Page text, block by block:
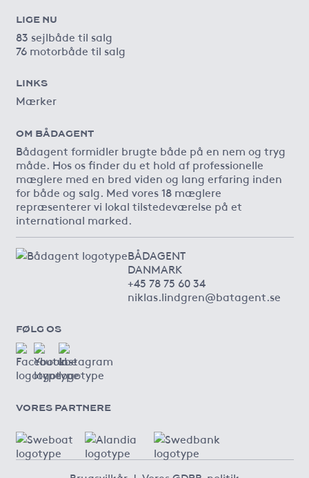
LIGE NU
83 sejlbåde til salg
76 motorbåde til salg
LINKS
Mærker
OM BÅDAGENT
Bådagent formidler brugte både på en nem og tryg
måde. Hos os finder du et hold af professionelle
mæglere med en bred viden og lang erfaring inden
for både og salg. Med vores 18 mæglere
repræsenterer vi lokal tilstedeværelse på et
international marked.
BÅDAGENT
DANMARK
+45 78 75 60 34
niklas.lindgren@batagent.se
FØLG OS
VORES PARTNERE